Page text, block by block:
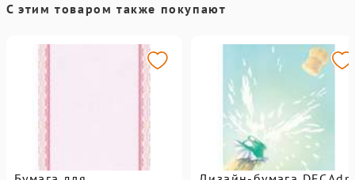
С этим товаром также покупают